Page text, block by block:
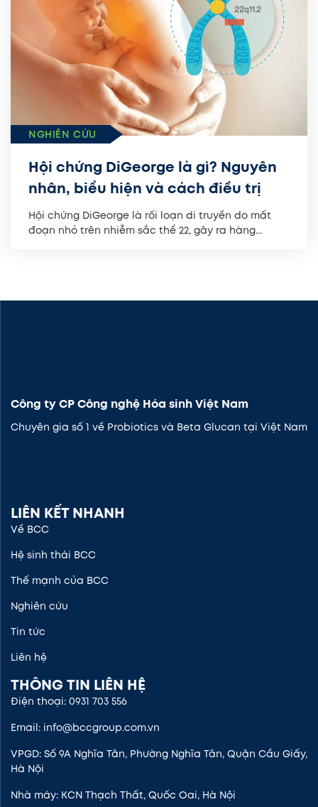
NGHIÊN CỨU
Hội chứng DiGeorge là gì? Nguyên
nhân, biểu hiện và cách điều trị
Hội chứng DiGeorge là rối loạn di truyền do mất
đoạn nhỏ trên nhiễm sắc thể 22, gây ra hàng...
Công ty CP Công nghệ Hóa sinh Việt Nam
Chuyên gia số 1 về Probiotics và Beta Glucan tại Việt Nam
LIÊN KẾT NHANH
Về BCC
Hệ sinh thái BCC
Thế mạnh của BCC
Nghiên cứu
Tin tức
Liên hệ
THÔNG TIN LIÊN HỆ
Điện thoại: 0931 703 556
Email: info@bccgroup.com.vn
VPGD: Số 9A Nghĩa Tân, Phường Nghĩa Tân, Quận Cầu Giấy,
Hà Nội
Nhà máy: KCN Thạch Thất, Quốc Oai, Hà Nội